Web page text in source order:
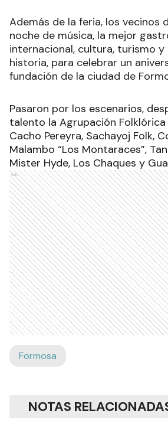
Además de la feria, los vecinos
noche de música, la mejor
internacional, cultura, turismo
historia, para celebrar un
fundación de la ciudad de
Pasaron por los escenarios,
talento la Agrupación Folklórica
Cacho Pereyra, Sachayoj Folk,
Malambo “Los Montaraces”,
Mister Hyde, Los Chaques y
Ads
Formosa
NOTAS